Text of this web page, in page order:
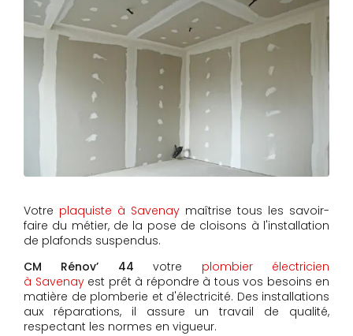
Votre plaquiste à Savenay maîtrise tous les savoir-
faire du métier, de la pose de cloisons à l'installation
de plafonds suspendus.
CM Rénov’ 44 votre plombier électricien
à Savenayest prêt à répondre à tous vos besoins en
matière de plomberie et d'électricité. Des installations
aux réparations, il assure un travail de qualité,
respectant les normes en vigueur.